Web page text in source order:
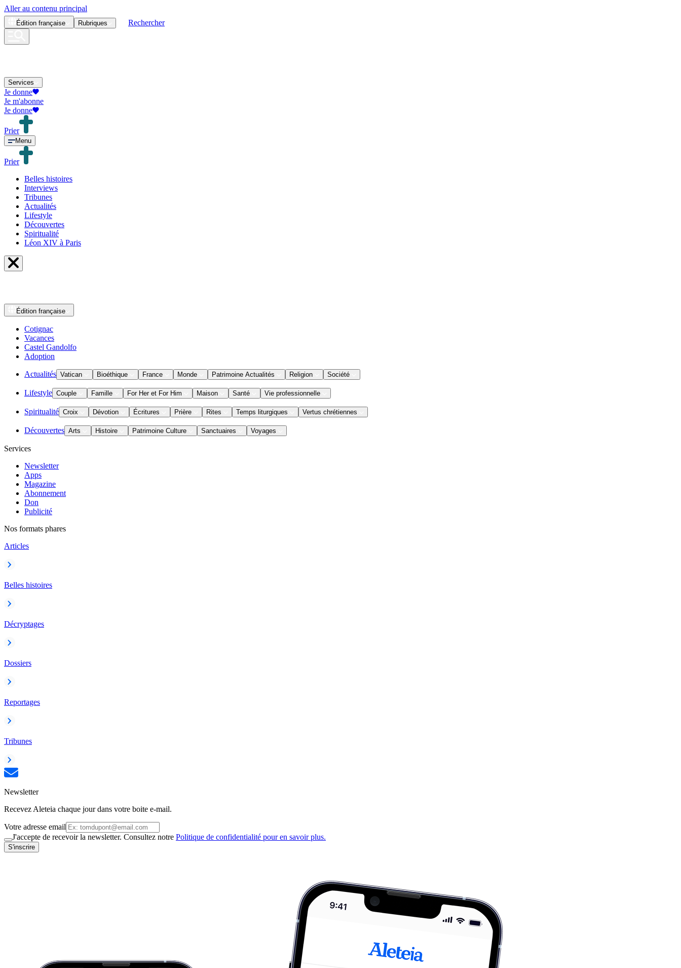
Aller au contenu principal
Édition française Rubriques Rechercher
Services
Je donne
Je m'abonne
Je donne
Prier
Menu
Prier
Belles histoires
Interviews
Tribunes
Actualités
Lifestyle
Découvertes
Spiritualité
Léon XIV à Paris
Édition française
Cotignac
Vacances
Castel Gandolfo
Adoption
Actualités Vatican Bioéthique France Monde Patrimoine Actualités Religion Société
Lifestyle Couple Famille For Her et For Him Maison Santé Vie professionnelle
Spiritualité Croix Dévotion Écritures Prière Rites Temps liturgiques Vertus chrétiennes
Découvertes Arts Histoire Patrimoine Culture Sanctuaires Voyages
Services
Newsletter
Apps
Magazine
Abonnement
Don
Publicité
Nos formats phares
Articles
Belles histoires
Décryptages
Dossiers
Reportages
Tribunes
Newsletter
Recevez Aleteia chaque jour dans votre boite e-mail.
Votre adresse email
J'accepte de recevoir la newsletter. Consultez notre Politique de confidentialité pour en savoir plus.
S'inscrire